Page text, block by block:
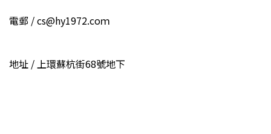
電郵 / cs@hy1972.coｍ
地址 / 上環蘇杭街68號地下